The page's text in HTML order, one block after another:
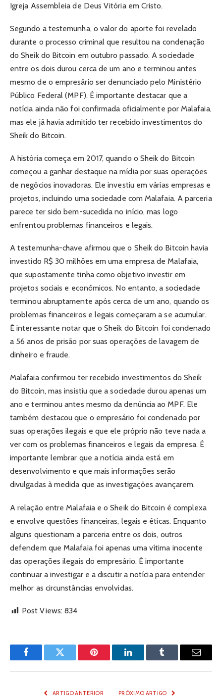
Igreja Assembleia de Deus Vitória em Cristo.
Segundo a testemunha, o valor do aporte foi revelado
durante o processo criminal que resultou na condenação
do Sheik do Bitcoin em outubro passado. A sociedade
entre os dois durou cerca de um ano e terminou antes
mesmo de o empresário ser denunciado pelo Ministério
Público Federal (MPF). É importante destacar que a
notícia ainda não foi confirmada oficialmente por Malafaia,
mas ele já havia admitido ter recebido investimentos do
Sheik do Bitcoin.
A história começa em 2017, quando o Sheik do Bitcoin
começou a ganhar destaque na mídia por suas operações
de negócios inovadoras. Ele investiu em várias empresas e
projetos, incluindo uma sociedade com Malafaia. A parceria
parece ter sido bem-sucedida no início, mas logo
enfrentou problemas financeiros e legais.
A testemunha-chave afirmou que o Sheik do Bitcoin havia
investido R$ 30 milhões em uma empresa de Malafaia,
que supostamente tinha como objetivo investir em
projetos sociais e econômicos. No entanto, a sociedade
terminou abruptamente após cerca de um ano, quando os
problemas financeiros e legais começaram a se acumular.
É interessante notar que o Sheik do Bitcoin foi condenado
a 56 anos de prisão por suas operações de lavagem de
dinheiro e fraude.
Malafaia confirmou ter recebido investimentos do Sheik
do Bitcoin, mas insistiu que a sociedade durou apenas um
ano e terminou antes mesmo da denúncia ao MPF. Ele
também destacou que o empresário foi condenado por
suas operações ilegais e que ele próprio não teve nada a
ver com os problemas financeiros e legais da empresa. É
importante lembrar que a notícia ainda está em
desenvolvimento e que mais informações serão
divulgadas à medida que as investigações avançarem.
A relação entre Malafaia e o Sheik do Bitcoin é complexa
e envolve questões financeiras, legais e éticas. Enquanto
alguns questionam a parceria entre os dois, outros
defendem que Malafaia foi apenas uma vítima inocente
das operações ilegais do empresário. É importante
continuar a investigar e a discutir a notícia para entender
melhor as circunstâncias envolvidas.
Post Views: 834
FacebookTwitter Pinterest LinkedInTumblr Email
ARTIGO ANTERIOR PRÓXIMO ARTIGO